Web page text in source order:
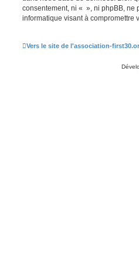
consentement, ni « », ni phpBB, ne
informatique visant à compromettre
Vers le site de l'association-